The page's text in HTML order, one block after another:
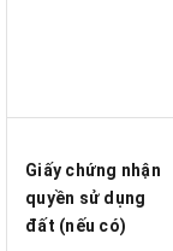
Giấy chứng nhận
quyền sử dụng
đất (nếu có)